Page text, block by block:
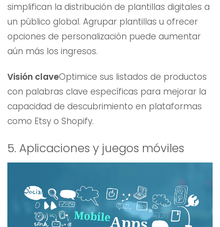
simplifican la distribución de plantillas digitales a
un público global. Agrupar plantillas u ofrecer
opciones de personalización puede aumentar
aún más los ingresos.
Visión claveOptimice sus listados de productos
con palabras clave específicas para mejorar la
capacidad de descubrimiento en plataformas
como Etsy o Shopify.
5. Aplicaciones y juegos móviles